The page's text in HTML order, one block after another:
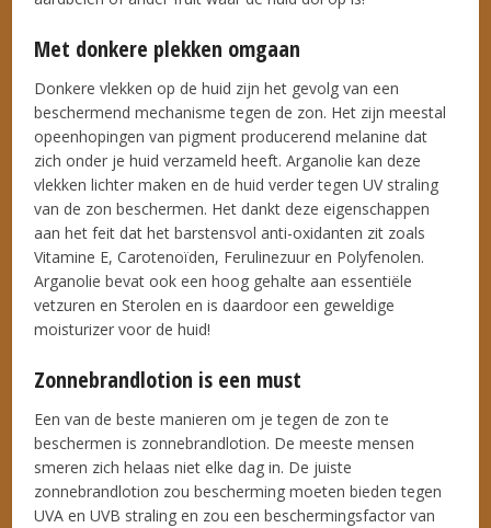
Met donkere plekken omgaan
Donkere vlekken op de huid zijn het gevolg van een
beschermend mechanisme tegen de zon. Het zijn meestal
opeenhopingen van pigment producerend melanine dat
zich onder je huid verzameld heeft. Arganolie kan deze
vlekken lichter maken en de huid verder tegen UV straling
van de zon beschermen. Het dankt deze eigenschappen
aan het feit dat het barstensvol anti-oxidanten zit zoals
Vitamine E, Carotenoïden, Ferulinezuur en Polyfenolen.
Arganolie bevat ook een hoog gehalte aan essentiële
vetzuren en Sterolen en is daardoor een geweldige
moisturizer voor de huid!
Zonnebrandlotion is een must
Een van de beste manieren om je tegen de zon te
beschermen is zonnebrandlotion. De meeste mensen
smeren zich helaas niet elke dag in. De juiste
zonnebrandlotion zou bescherming moeten bieden tegen
UVA en UVB straling en zou een beschermingsfactor van